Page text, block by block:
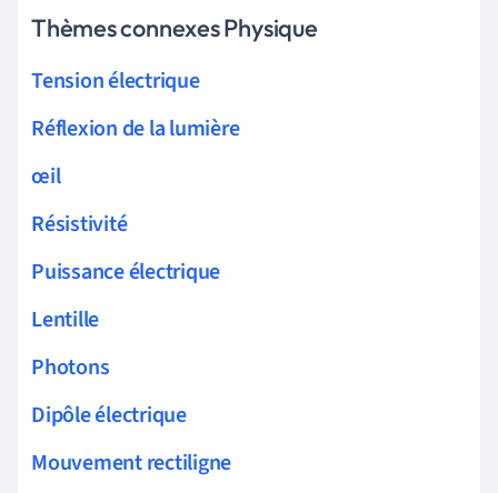
Thèmes connexes Physique
Tension électrique
Réflexion de la lumière
œil
Résistivité
Puissance électrique
Lentille
Photons
Dipôle électrique
Mouvement rectiligne